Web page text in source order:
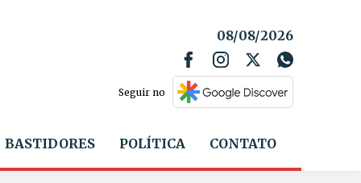
08/08/2026
Seguir no
BASTIDORES POLÍTICA CONTATO